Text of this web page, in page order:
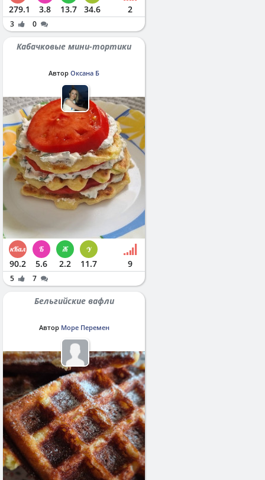
279.1 3.8 13.7 34.6 2
3 0
Кабачковые мини-тортики
Автор Оксана Б
90.2 5.6 2.2 11.7 9
5 7
Бельгийские вафли
Автор Море Перемен